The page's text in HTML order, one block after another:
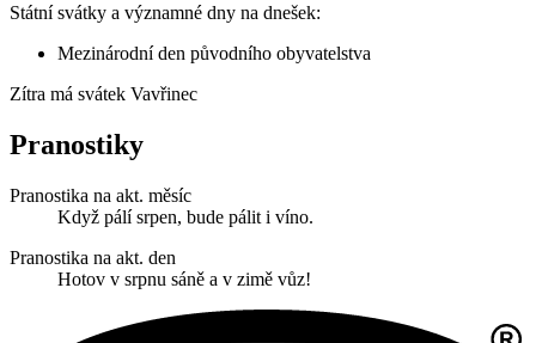
Státní svátky a významné dny na dnešek:
Mezinárodní den původního obyvatelstva
Zítra má svátek Vavřinec
Pranostiky
Pranostika na akt. měsíc
Když pálí srpen, bude pálit i víno.
Pranostika na akt. den
Hotov v srpnu sáně a v zimě vůz!